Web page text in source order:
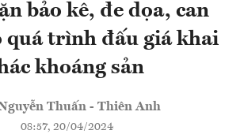
bảo kê, đe dọa, can
quá trình đấu giá khai
khoáng sản
Thuấn - Thiên Anh
08:57, 20/04/2024